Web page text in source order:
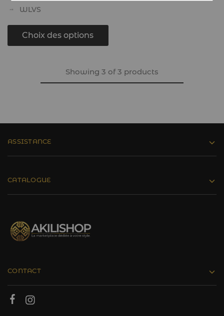
WLVS
Choix des options
Showing 3 of3 products
ASSISTANCE
CATALOGUE
CONTACT